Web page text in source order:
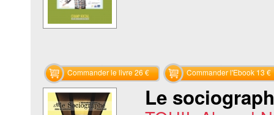
Commander le livre 26 € Commander l'Ebook 13 €
Le